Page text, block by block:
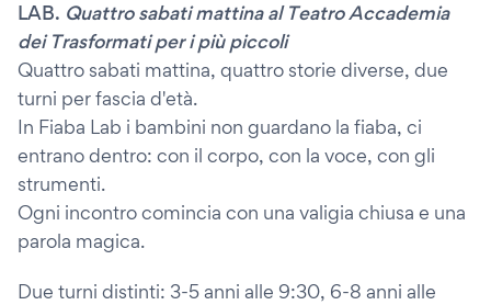
LAB. Quattro sabati mattina al Teatro Accademia
dei Trasformati per i più piccoli
Quattro sabati mattina, quattro storie diverse, due
turni per fascia d'età.
In Fiaba Lab i bambini non guardano la fiaba, ci
entrano dentro: con il corpo, con la voce, con gli
strumenti.
Ogni incontro comincia con una valigia chiusa e una
parola magica.
Due turni distinti: 3-5 anni alle 9:30, 6-8 anni alle